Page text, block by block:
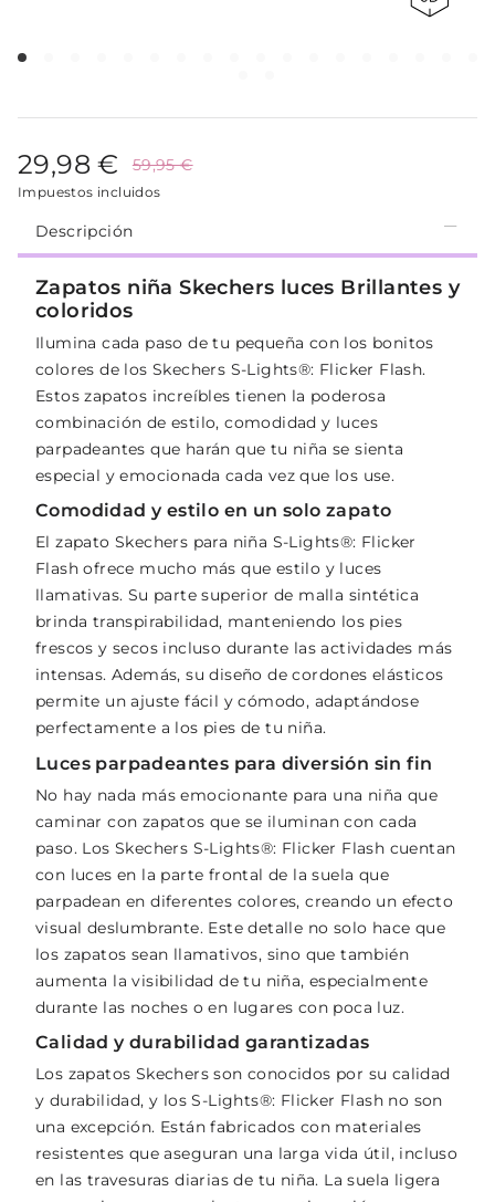
29,98 € 59,95 €
Impuestos incluidos
Descripción
Zapatos niña Skechers luces Brillantes y
coloridos
Ilumina cada paso de tu pequeña con los bonitos
colores de los Skechers S-Lights®: Flicker Flash.
Estos zapatos increíbles tienen la poderosa
combinación de estilo, comodidad y luces
parpadeantes que harán que tu niña se sienta
especial y emocionada cada vez que los use.
Comodidad y estilo en un solo zapato
El zapato Skechers para niña S-Lights®: Flicker
Flash ofrece mucho más que estilo y luces
llamativas. Su parte superior de malla sintética
brinda transpirabilidad, manteniendo los pies
frescos y secos incluso durante las actividades más
intensas. Además, su diseño de cordones elásticos
permite un ajuste fácil y cómodo, adaptándose
perfectamente a los pies de tu niña.
Luces parpadeantes para diversión sin fin
No hay nada más emocionante para una niña que
caminar con zapatos que se iluminan con cada
paso. Los Skechers S-Lights®: Flicker Flash cuentan
con luces en la parte frontal de la suela que
parpadean en diferentes colores, creando un efecto
visual deslumbrante. Este detalle no solo hace que
los zapatos sean llamativos, sino que también
aumenta la visibilidad de tu niña, especialmente
durante las noches o en lugares con poca luz.
Calidad y durabilidad garantizadas
Los zapatos Skechers son conocidos por su calidad
y durabilidad, y los S-Lights®: Flicker Flash no son
una excepción. Están fabricados con materiales
resistentes que aseguran una larga vida útil, incluso
en las travesuras diarias de tu niña. La suela ligera